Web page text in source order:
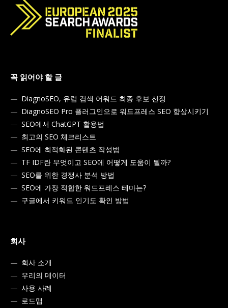
꼭 읽어야 할 글
DiagnoSEO, 유럽 검색 어워드 최종 후보 선정
DiagnoSEO Pro 플러그인으로 워드프레스 SEO 향상시키기
SEO에서 ChatGPT 활용법
최고의 SEO 체크리스트
SEO에 최적화된 콘텐츠 작성법
TF IDF란 무엇이고 SEO에 어떻게 도움이 될까?
SEO를 위한 경쟁사 분석 방법
SEO에 가장 적합한 워드프레스 테마는?
구글에서 키워드 인기도 확인 방법
회사
회사 소개
우리의 데이터
사용 사례
로드맵